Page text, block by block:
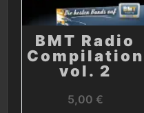
BMT Radio
Compilation
vol. 2
5,00 €